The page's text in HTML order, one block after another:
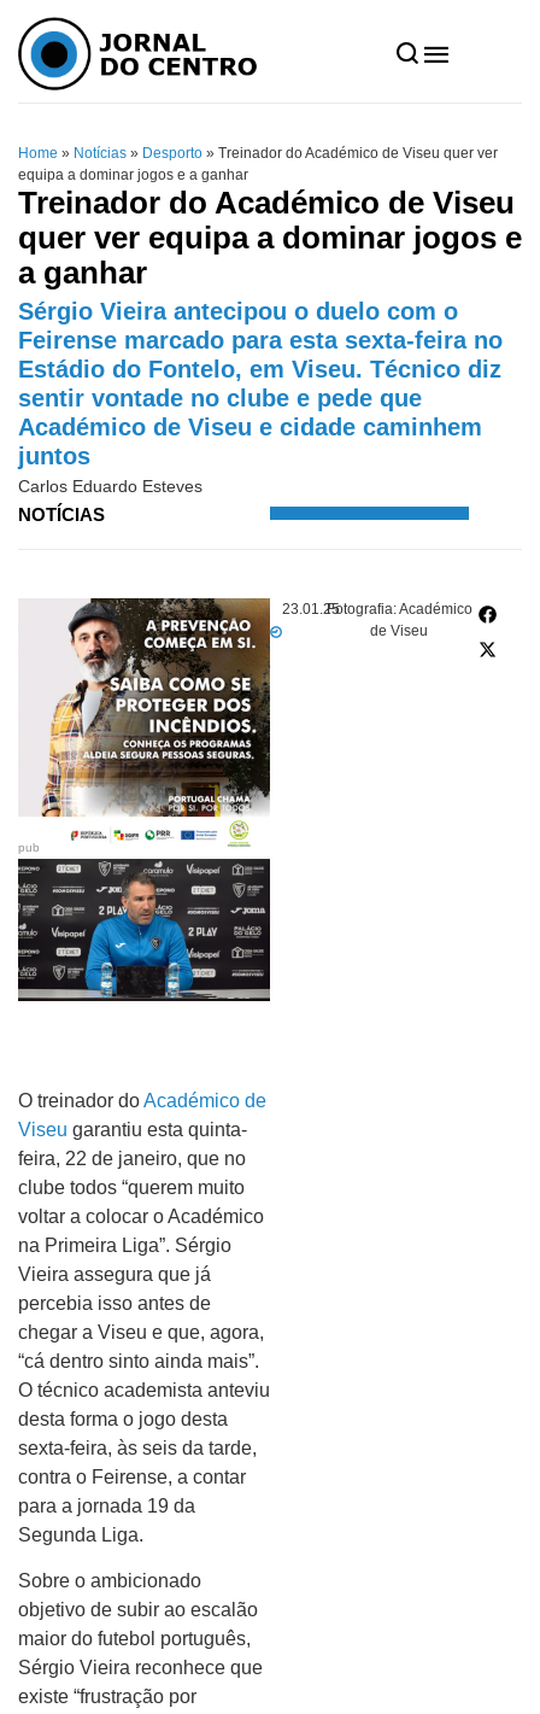
Home » Notícias » Desporto » Treinador do Académico de Viseu quer ver
equipa a dominar jogos e a ganhar
Treinador do Académico de Viseu
quer ver equipa a dominar jogos e
a ganhar
Sérgio Vieira antecipou o duelo com o
Feirense marcado para esta sexta-feira no
Estádio do Fontelo, em Viseu. Técnico diz
sentir vontade no clube e pede que
Académico de Viseu e cidade caminhem
juntos
Carlos Eduardo Esteves
NOTÍCIAS
23.01.25Fotografia: Académico
de Viseu
pub
O treinador doAcadémico de
Viseu garantiu esta quinta-
feira, 22 de janeiro, que no
clube todos “querem muito
voltar a colocar o Académico
na Primeira Liga”. Sérgio
Vieira assegura que já
percebia isso antes de
chegar a Viseu e que, agora,
“cá dentro sinto ainda mais”.
O técnico academista anteviu
desta forma o jogo desta
sexta-feira, às seis da tarde,
contra o Feirense, a contar
para a jornada 19 da
Segunda Liga.
Sobre o ambicionado
objetivo de subir ao escalão
maior do futebol português,
Sérgio Vieira reconhece que
existe “frustração por